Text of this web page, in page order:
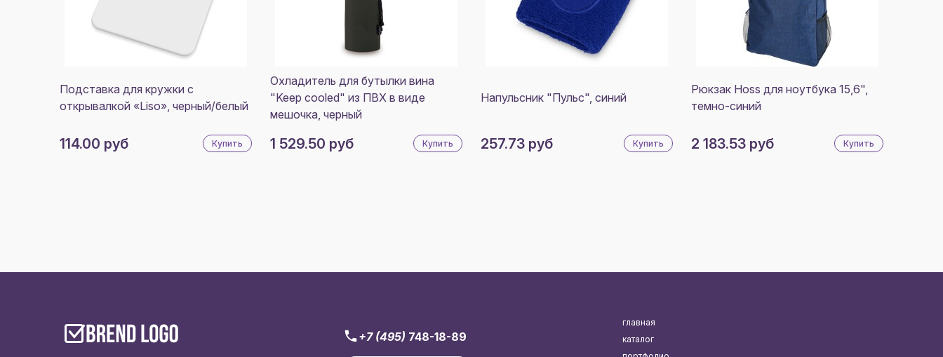
Подставка для кружки с
открывалкой «Liso», черный/белый
114.00 руб Купить
Охладитель для бутылки вина
"Keep cooled" из ПВХ в виде
мешочка, черный
1 529.50 руб Купить
Напульсник "Пульс", синий
257.73 руб Купить
Рюкзак Hoss для ноутбука 15,6",
темно-синий
2 183.53 руб Купить
+7 (495) 748-18-89
главная
каталог